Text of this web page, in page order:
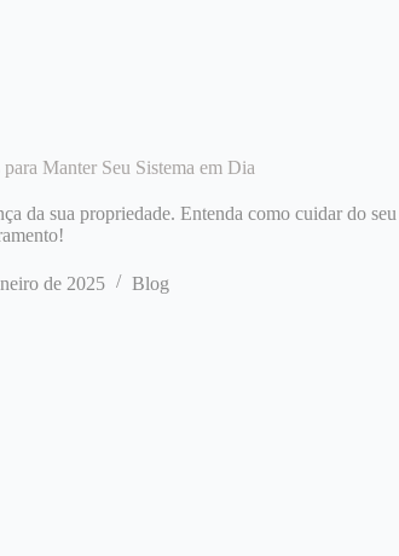
Manter Seu Sistema em Dia
da sua propriedade. Entenda como cuidar do seu
de 2025 Blog